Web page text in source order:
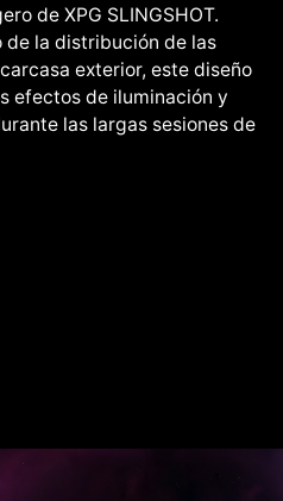
de XPG SLINGSHOT.
de la distribución de las
exterior, este diseño
efectos de iluminación y
las largas sesiones de